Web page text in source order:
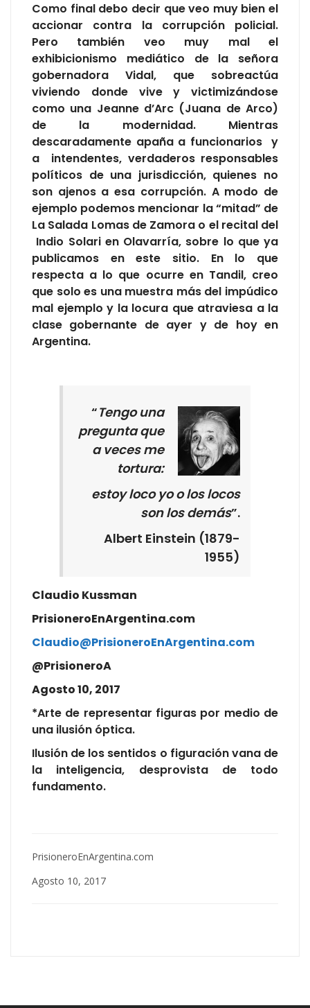
Como final debo decir que veo muy bien el
accionar contra la corrupción policial.
Pero también veo muy mal el
exhibicionismo mediático de la señora
gobernadora Vidal, que sobreactúa
viviendo donde vive y victimizándose
como una Jeanne d’Arc (Juana de Arco)
de la modernidad. Mientras
descaradamente apaña a funcionarios y
a intendentes, verdaderos responsables
políticos de una jurisdicción, quienes no
son ajenos a esa corrupción. A modo de
ejemplo podemos mencionar la “mitad” de
La Salada Lomas de Zamora o el recital del
Indio Solari en Olavarría, sobre lo que ya
publicamos en este sitio. En lo que
respecta a lo que ocurre en Tandil, creo
que solo es una muestra más del impúdico
mal ejemplo y la locura que atraviesa a la
clase gobernante de ayer y de hoy en
Argentina.
“Tengo una
pregunta que
a veces me
tortura:
estoy loco yo o los locos
son los demás”.
Albert Einstein (1879-
1955)
Claudio Kussman
PrisioneroEnArgentina.com
Claudio@PrisioneroEnArgentina.com
@PrisioneroA
Agosto 10, 2017
*Arte de representar figuras por medio de
una ilusión óptica.
Ilusión de los sentidos o figuración vana de
la inteligencia, desprovista de todo
fundamento.
PrisioneroEnArgentina.com
Agosto 10, 2017